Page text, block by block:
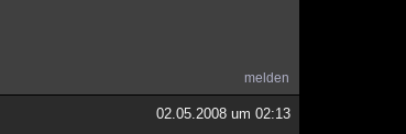
melden
02.05.2008 um 02:13